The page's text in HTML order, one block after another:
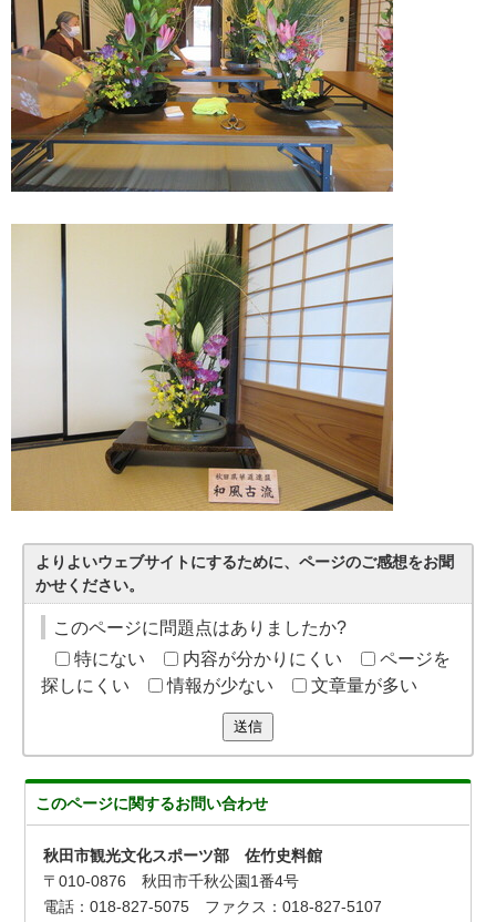
よりよいウェブサイトにするために、ページのご感想をお聞
かせください。
このページに問題点はありましたか?
特にない
内容が分かりにくい
ページを
探しにくい
情報が少ない 文章量が多い
送信
このページに関するお問い合わせ
秋田市観光文化スポーツ部 佐竹史料館
〒010-0876 秋田市千秋公園1番4号
電話：018-827-5075 ファクス：018-827-5107